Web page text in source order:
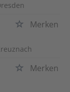
Merken
Merken